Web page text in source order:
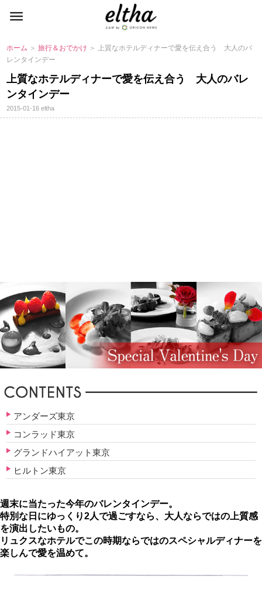
ホーム ＞旅行＆おでかけ ＞ 上質なホテルディナーで愛を伝え合う 大人のバ
レンタインデー
上質なホテルディナーで愛を伝え合う 大人のバレ
ンタインデー
2015-01-16eltha
アンダーズ東京
コンラッド東京
グランドハイアット東京
ヒルトン東京
週末に当たった今年のバレンタインデー。
特別な日にゆっくり2人で過ごすなら、大人ならではの上質感
を演出したいもの。
リュクスなホテルでこの時期ならではのスペシャルディナーを
楽しんで愛を温めて。